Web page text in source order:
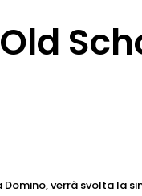
verrà svolta la